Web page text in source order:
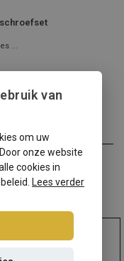
schroefset
...
van
om uw
onze website
cookies in
Lees verder